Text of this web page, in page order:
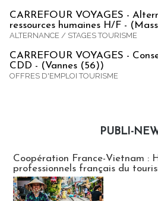
CARREFOUR VOYAGES -
ressources humaines H/F -
ALTERNANCE / STAGES TOURISME
CARREFOUR VOYAGES -
CDD - (Vannes (56))
OFFRES D'EMPLOI TOURISME
PUBLI-
Coopération France-Vietnam :
professionnels français du